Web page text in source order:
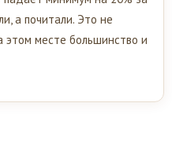
а почитали. Это не
этом месте большинство и